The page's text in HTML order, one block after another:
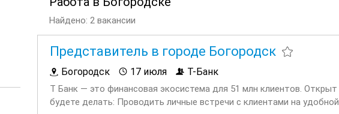
Найдено: 2 вакансии
Представитель в городе Богородск
Богородск 17 июля Т-Банк
Т Банк — это финансовая экосистема для 51 млн клиентов.
будете делать: Проводить личные встречи с клиентами на